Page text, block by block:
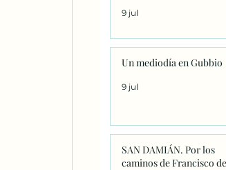
9 jul
Un mediodía en Gubbio
9 jul
SAN DAMIÁN. Por los
caminos de Francisco